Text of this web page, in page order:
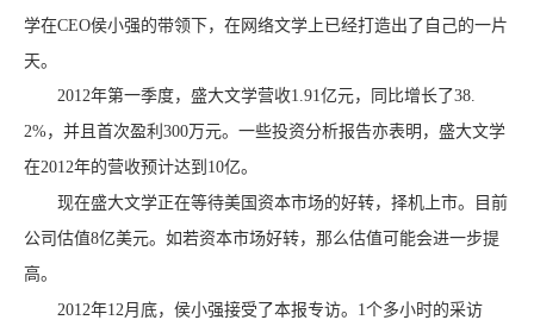
学在CEO侯小强的带领下，在网络文学上已经打造出了自己的一片
天。
2012年第一季度，盛大文学营收1.91亿元，同比增长了38.
2%，并且首次盈利300万元。一些投资分析报告亦表明，盛大文学
在2012年的营收预计达到10亿。
现在盛大文学正在等待美国资本市场的好转，择机上市。目前
公司估值8亿美元。如若资本市场好转，那么估值可能会进一步提
高。
2012年12月底，侯小强接受了本报专访。1个多小时的采访